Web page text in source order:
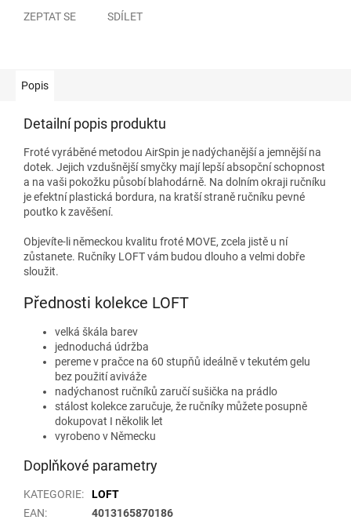
ZEPTAT SE SDÍLET
Popis
Detailní popis produktu
Froté vyráběné metodou AirSpin je nadýchanější a jemnější na
dotek. Jejich vzdušnější smyčky mají lepší absopční schopnost
a na vaši pokožku působí blahodárně. Na dolním okraji ručníku
je efektní plastická bordura, na kratší straně ručníku pevné
poutko k zavěšení.
Objevíte-li německou kvalitu froté MOVE, zcela jistě u ní
zůstanete. Ručníky LOFT vám budou dlouho a velmi dobře
sloužit.
Přednosti kolekce LOFT
velká škála barev
jednoduchá údržba
pereme v pračce na 60 stupňů ideálně v tekutém gelu
bez použití aviváže
nadýchanost ručníků zaručí sušička na prádlo
stálost kolekce zaručuje, že ručníky můžete posupně
dokupovat I několik let
vyrobeno v Německu
Doplňkové parametry
KATEGORIE:
LOFT
EAN:
4013165870186